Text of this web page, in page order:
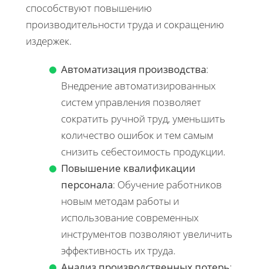
способствуют повышению
производительности труда и сокращению
издержек.
Автоматизация производства:
Внедрение автоматизированных
систем управления позволяет
сократить ручной труд, уменьшить
количество ошибок и тем самым
снизить себестоимость продукции.
Повышение квалификации
персонала: Обучение работников
новым методам работы и
использование современных
инструментов позволяют увеличить
эффективность их труда.